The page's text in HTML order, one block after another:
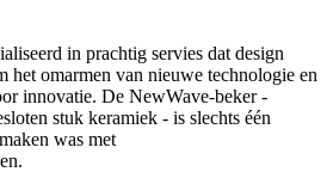
in prachtig servies dat design
het omarmen van nieuwe technologie en
innovatie. De NewWave-beker -
stuk keramiek - is slechts één
was met